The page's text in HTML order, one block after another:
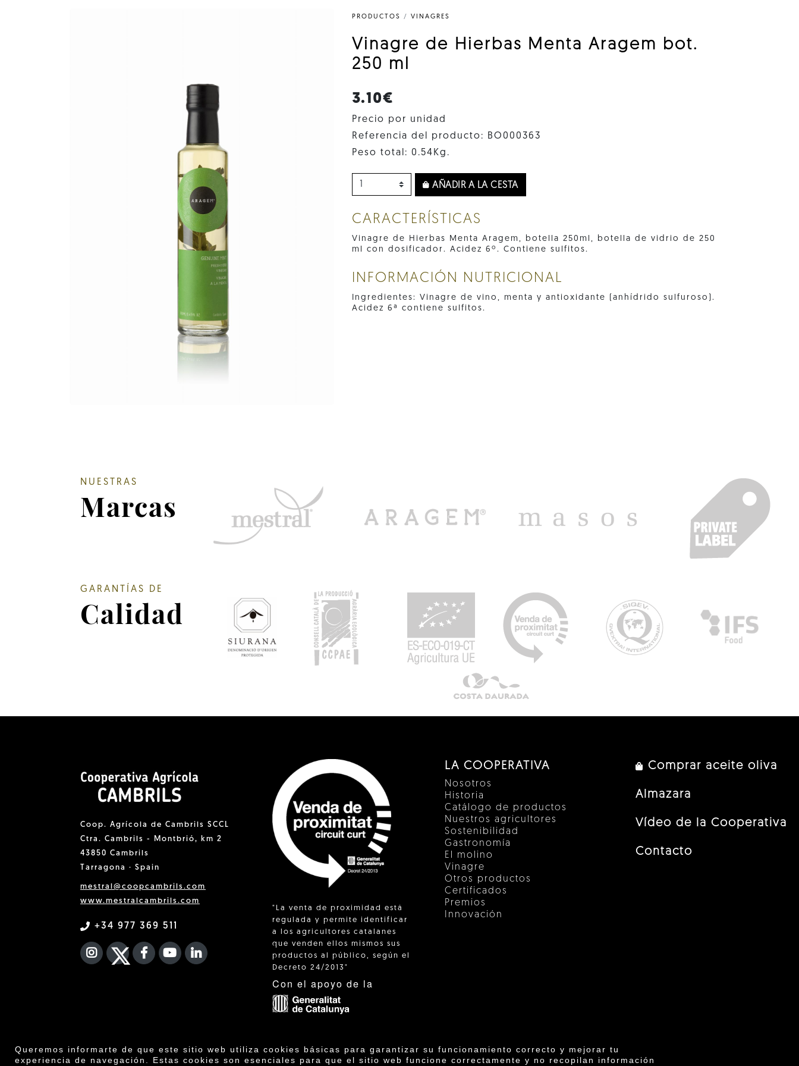
Queremos informarte de que este sitio web utiliza cookies básicas para garantizar su funcionamiento correcto y mejorar tu
experiencia de navegación. Estas cookies son esenciales para que el sitio web funcione correctamente y no recopilan información
PRODUCTOS / VINAGRES
Vinagre de Hierbas Menta Aragem bot.
250 ml
3.10€
Precio por unidad
Referencia del producto: BO000363
Peso total: 0.54Kg.
AÑADIR A LA CESTA
CARACTERÍSTICAS
Vinagre de Hierbas Menta Aragem, botella 250ml, botella de vidrio de 250
ml con dosificador. Acidez 6º. Contiene sulfitos.
INFORMACIÓN NUTRICIONAL
Ingredientes: Vinagre de vino, menta y antioxidante (anhídrido sulfuroso).
Acidez 6ª contiene sulfitos.
NUESTRAS
Marcas
GARANTÍAS DE
Calidad
Coop. Agrícola de Cambrils SCCL
Ctra. Cambrils - Montbrió, km 2
43850 Cambrils
Tarragona · Spain
mestral@coopcambrils.com
www.mestralcambrils.com
+34 977 369 511
INSTAGRAM
TWITTER
FACEBOOK F
YOUTUBEFA LINKEDIN IN
"La venta de proximidad está
regulada y permite identificar
a los agricultores catalanes
que venden ellos mismos sus
productos al público, según el
Decreto 24/2013"
Con el apoyo de la
LA COOPERATIVA
Nosotros
Historia
Catálogo de productos
Nuestros agricultores
Sostenibilidad
Gastronomía
El molino
Vinagre
Otros productos
Certificados
Premios
Innovación
Comprar aceite oliva
Almazara
Vídeo de la Cooperativa
Contacto